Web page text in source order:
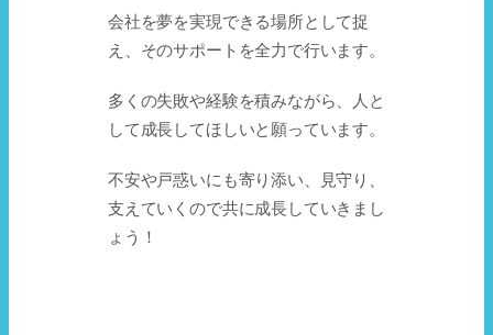
会社を夢を実現できる場所として捉
え、そのサポートを全力で行います。
多くの失敗や経験を積みながら、人と
して成長してほしいと願っています。
不安や戸惑いにも寄り添い、見守り、
支えていくので共に成長していきまし
ょう！